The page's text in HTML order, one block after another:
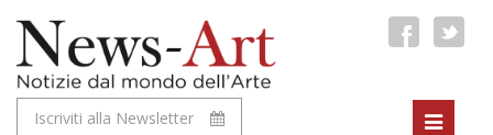
Iscriviti alla Newsletter
Toggle